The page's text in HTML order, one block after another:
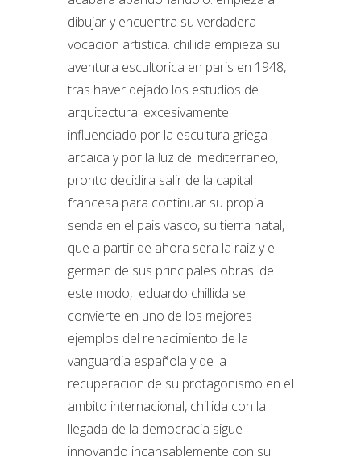
dibujar y encuentra su verdadera
vocacion artistica. chillida empieza su
aventura escultorica en paris en 1948,
tras haver dejado los estudios de
arquitectura. excesivamente
influenciado por la escultura griega
arcaica y por la luz del mediterraneo,
pronto decidira salir de la capital
francesa para continuar su propia
senda en el pais vasco, su tierra natal,
que a partir de ahora sera la raiz y el
germen de sus principales obras. de
este modo, eduardo chillida se
convierte en uno de los mejores
ejemplos del renacimiento de la
vanguardia española y de la
recuperacion de su protagonismo en el
ambito internacional, chillida con la
llegada de la democracia sigue
innovando incansablemente con su